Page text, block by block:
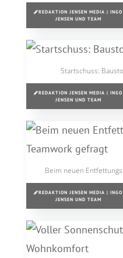
REDAKTION JENSEN MEDIA | INGO
JENSEN UND TEAM
Startschuss:
REDAKTION JENSEN MEDIA | INGO
JENSEN UND TEAM
Beim neuen
REDAKTION JENSEN MEDIA | INGO
JENSEN UND TEAM